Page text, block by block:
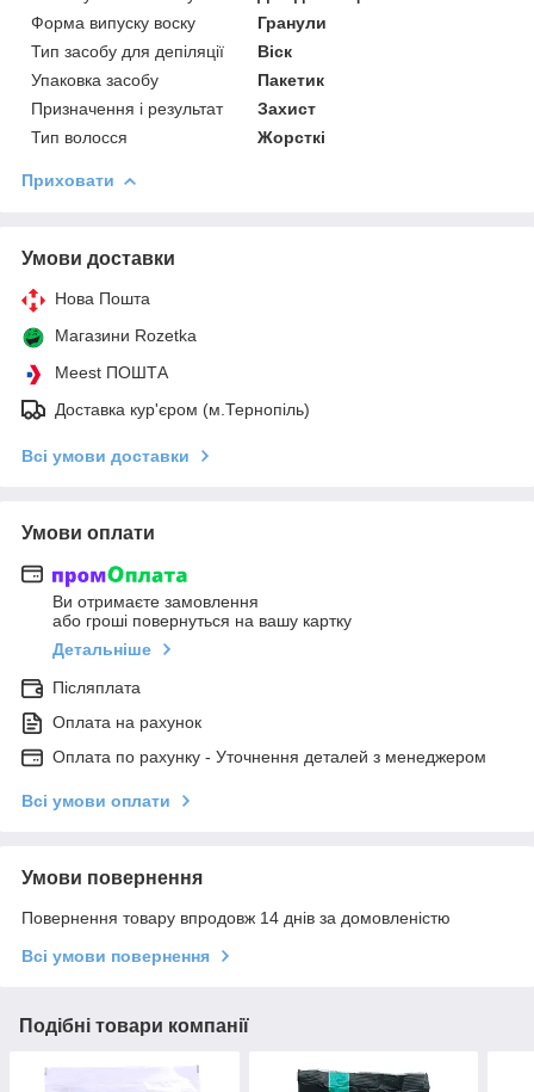
Форма випуску воску
Гранули
Тип засобу для депіляції
Віск
Упаковка засобу
Пакетик
Призначення і результат
Захист
Тип волосся
Жорсткі
Приховати
Умови доставки
Нова Пошта
Магазини Rozetka
Meest ПОШТА
Доставка кур'єром (м.Тернопіль)
Всі умови доставки
Умови оплати
Ви отримаєте замовлення
або гроші повернуться на вашу картку
Детальніше
Післяплата
Оплата на рахунок
Оплата по рахунку - Уточнення деталей з менеджером
Всі умови оплати
Умови повернення
Повернення товару впродовж 14 днів за домовленістю
Всі умови повернення
Подібні товари компанії